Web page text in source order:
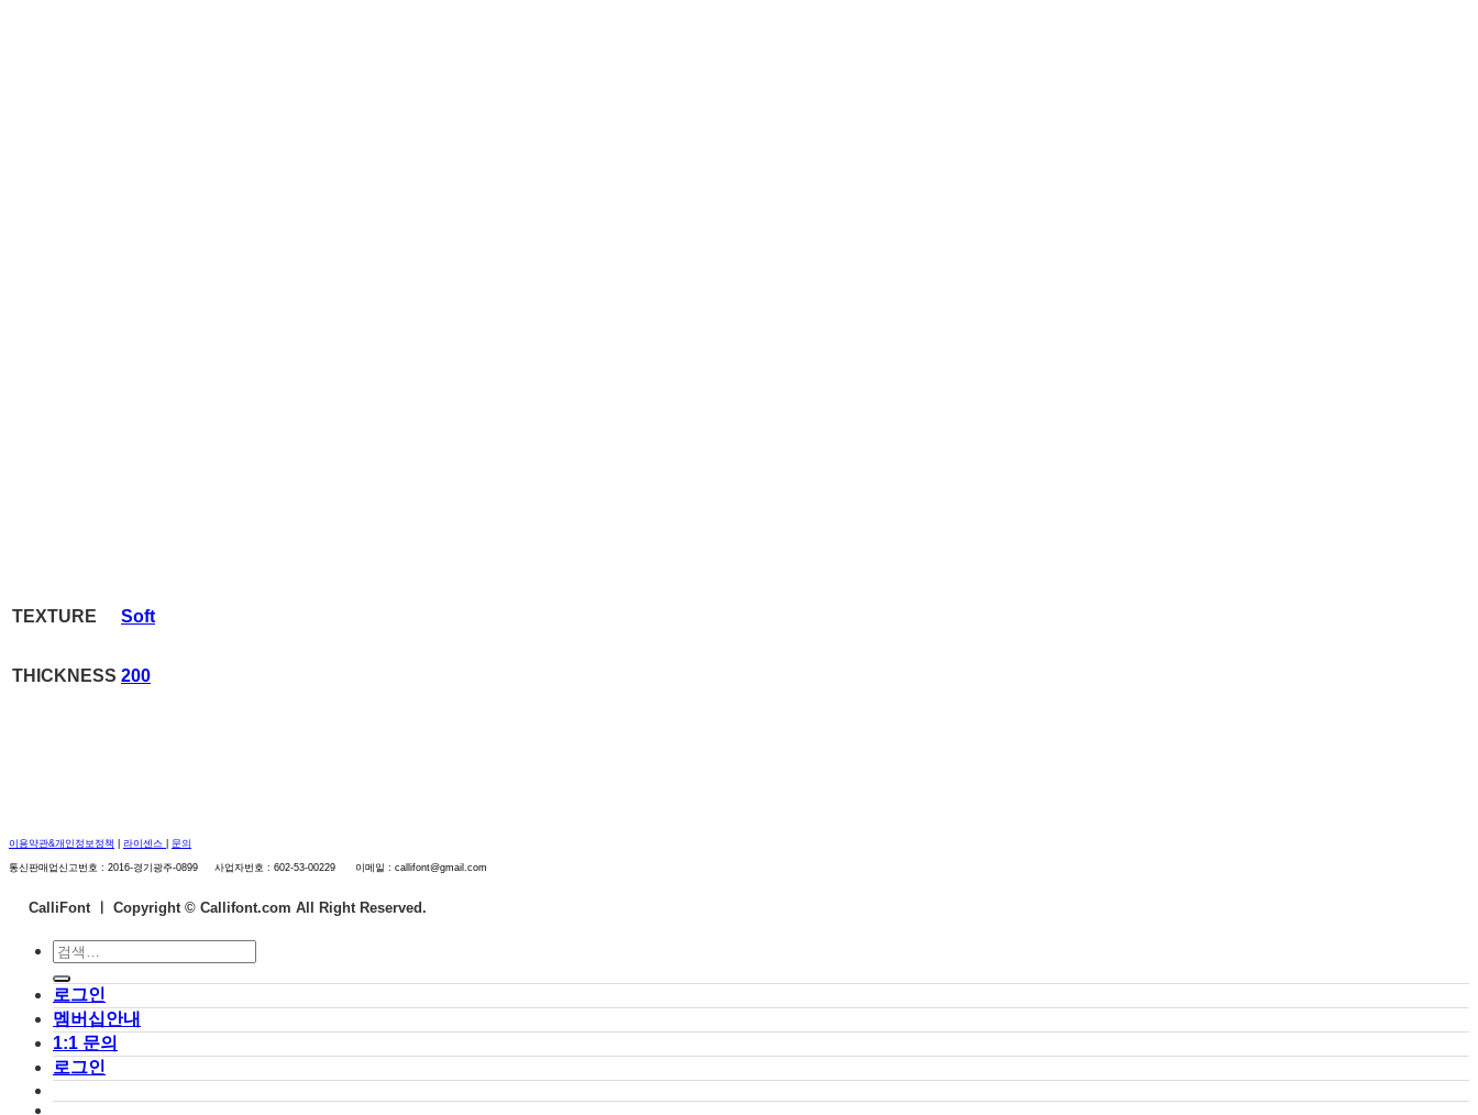
TEXTURE Soft
THICKNESS 200
이용약관&개인정보정책 라이센스 문의
통신판매업신고번호 : 2016-경기광주-0899 사업자번호 : 602-53-00229 이메일 : callifont@gmail.com
CalliFont ㅣ Copyright © Callifont.com All Right Reserved.
검
색:
로그인
멤버십안내
1:1 문의
로그인